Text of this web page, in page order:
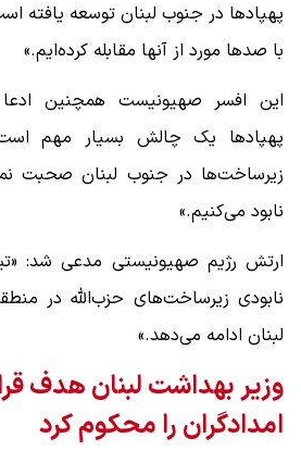
پهپادها در جنوب لبنان توسعه یافته
با صدها مورد از آنها مقابله کرده‌ایم.»
این افسر صهیونیست همچنین ادعا
پهپادها یک چالش بسیار مهم
زیرساخت‌ها در جنوب لبنان صحبت
نابود می‌کنیم.»
ارتش رژیم صهیونیستی مدعی شد:
نابودی زیرساخت‌های حزب‌الله در
لبنان ادامه می‌دهد.»
وزیر بهداشت لبنان هدف
امدادگران را محکوم کرد